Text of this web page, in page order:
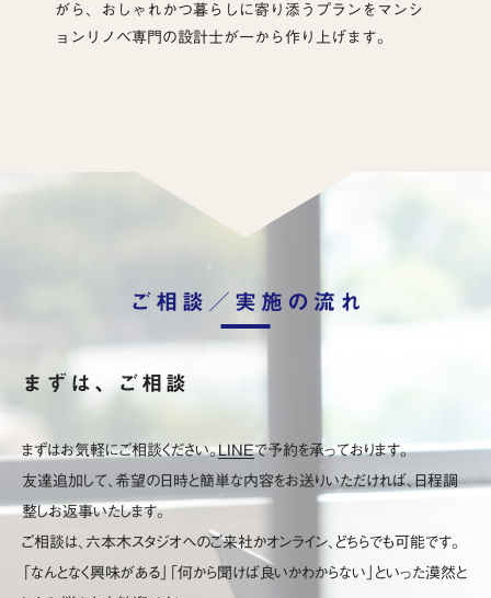
がら、おしゃれかつ暮らしに寄り添うプランをマンシ
ョンリノベ専門の設計士が一から作り上げます。
ご相談／実施の流れ
まずは、ご相談
まずはお気軽にご相談ください。LINEで予約を承っております。
友達追加して、希望の日時と簡単な内容をお送りいただければ、日程調
整しお返事いたします。
ご相談は、六本木スタジオへのご来社かオンライン、どちらでも可能です。
「なんとなく興味がある」「何から聞けば良いかわからない」といった漠然と